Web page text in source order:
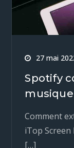
27 mai
Spotify
musique
Comment
iTop
[…]